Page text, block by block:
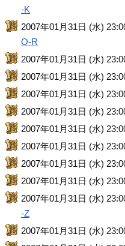
-K
2007年01月31日 (水)
O-R
2007年01月31日 (水)
2007年01月31日 (水)
2007年01月31日 (水)
2007年01月31日 (水)
2007年01月31日 (水)
2007年01月31日 (水)
2007年01月31日 (水)
2007年01月31日 (水)
2007年01月31日 (水)
-Z
2007年01月31日 (水)